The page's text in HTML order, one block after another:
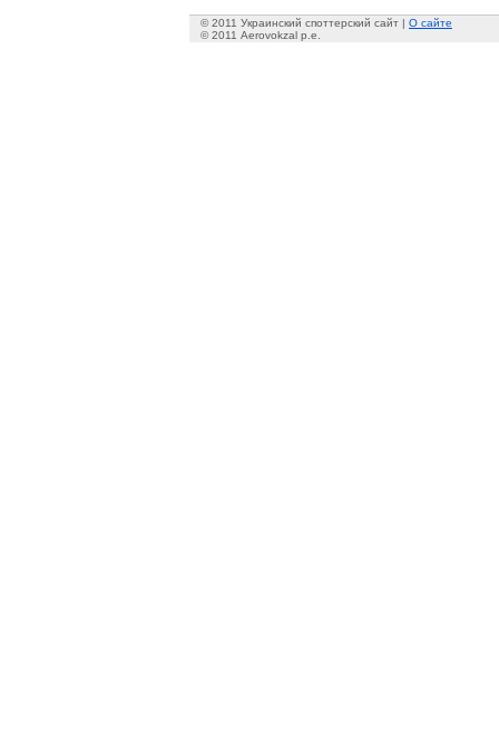
© 2011 Украинский споттерский сайт | О сайте
© 2011 Aerovokzal p.e.